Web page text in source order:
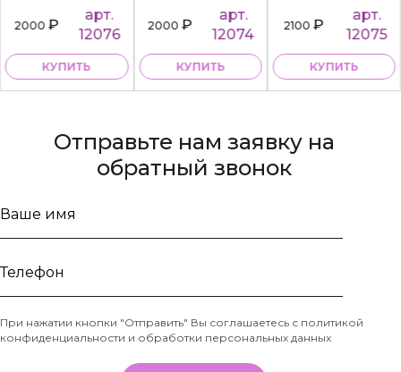
2000₽
арт.
12076
КУПИТЬ
2000₽
арт.
12074
КУПИТЬ
2100₽
арт.
12075
КУПИТЬ
Отправьте нам заявку на
обратный звонок
Ваше
Телефон
*
При нажатии кнопки "Отправить" Вы соглашаетесь с политикой
конфиденциальности и обработки персональных данных